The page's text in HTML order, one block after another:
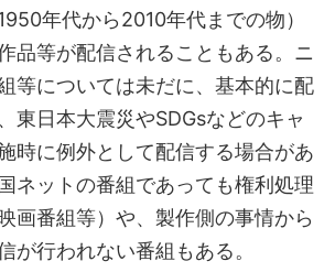
年代から2010年代までの物）
品等が配信されることもある。ニ
等については未だに、基本的に配
東日本大震災やSDGsなどのキャ
時に例外として配信する場合があ
ネットの番組であっても権利処理
画番組等）や、製作側の事情から
が行われない番組もある。